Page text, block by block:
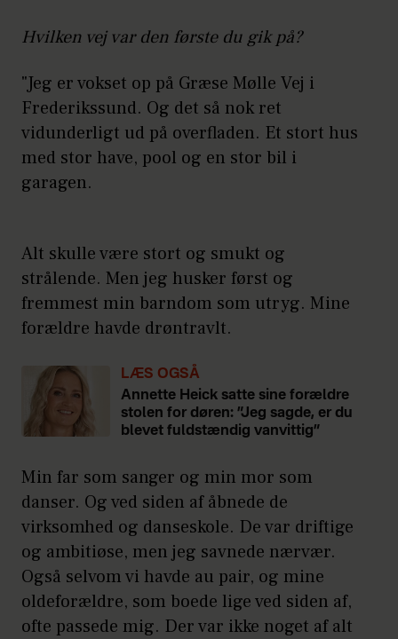
Hvilken vej var den første du gik på?
"Jeg er vokset op på Græse Mølle Vej i
Frederikssund. Og det så nok ret
vidunderligt ud på overfladen. Et stort hus
med stor have, pool og en stor bil i
garagen.
Alt skulle være stort og smukt og
strålende. Men jeg husker først og
fremmest min barndom som utryg. Mine
forældre havde drøntravlt.
LÆS OGSÅ
Annette Heick satte sine forældre
stolen for døren: ”Jeg sagde, er du
blevet fuldstændig vanvittig”
Min far som sanger og min mor som
danser. Og ved siden af åbnede de
virksomhed og danseskole. De var driftige
og ambitiøse, men jeg savnede nærvær.
Også selvom vi havde au pair, og mine
oldeforældre, som boede lige ved siden af,
ofte passede mig. Der var ikke noget af alt